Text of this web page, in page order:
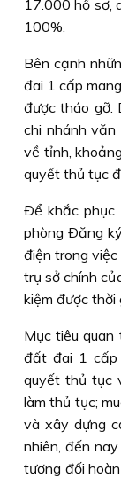
17.000 hồ sơ,
100%.
Bên cạnh
đai 1 cấp
được tháo gỡ.
chi nhánh
về tỉnh,
quyết thủ tục
Ðể khắc phục
phòng Ðăng
điện trong
trụ sở chính
kiệm được thời
Mục tiêu
đất đai 1 cấp
quyết thủ tục
làm thủ tục;
và xây dựng
nhiên, đến
tương đối